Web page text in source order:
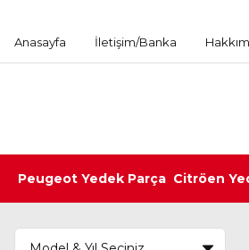
Anasayfa İletişim/Banka
Peugeot Yedek Parça Citröen